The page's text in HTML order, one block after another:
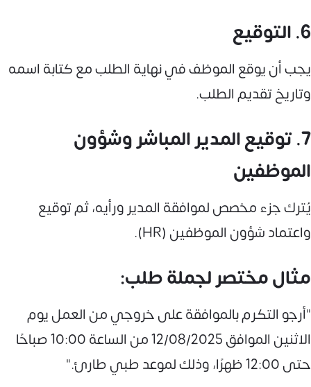
6. التوقيع
يجب أن يوقع الموظف في نهاية الطلب مع كتابة اسمه
وتاريخ تقديم الطلب.
7. توقيع المدير المباشر وشؤون
الموظفين
يُترك جزء مخصص لموافقة المدير ورأيه، ثم توقيع
واعتماد شؤون الموظفين (HR).
مثال مختصر لجملة طلب:
"أرجو التكرم بالموافقة على خروجي من العمل يوم
الاثنين الموافق 12/08/2025 من الساعة 10:00 صباحًا
حتى 12:00 ظهرًا، وذلك لموعد طبي طارئ."